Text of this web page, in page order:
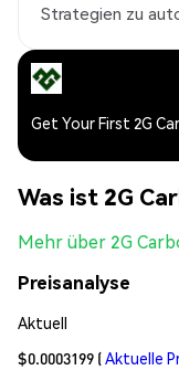
Strategien zu
Get Your First 2G
Was ist 2G
Mehr über 2G
Preisanalyse
Aktuell
$0.0003199 (Aktuelle